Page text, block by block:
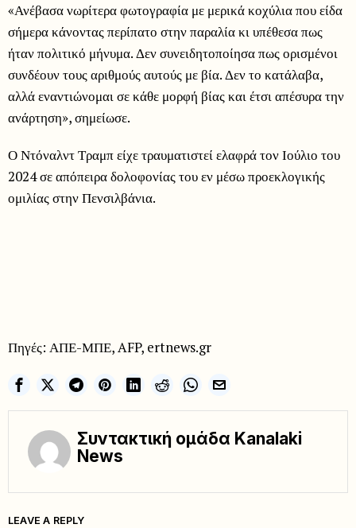
«Ανέβασα νωρίτερα φωτογραφία με μερικά κοχύλια που είδα
σήμερα κάνοντας περίπατο στην παραλία κι υπέθεσα πως
ήταν πολιτικό μήνυμα. Δεν συνειδητοποίησα πως ορισμένοι
συνδέουν τους αριθμούς αυτούς με βία. Δεν το κατάλαβα,
αλλά εναντιώνομαι σε κάθε μορφή βίας και έτσι απέσυρα την
ανάρτηση», σημείωσε.
Ο Ντόναλντ Τραμπ είχε τραυματιστεί ελαφρά τον Ιούλιο του
2024 σε απόπειρα δολοφονίας του εν μέσω προεκλογικής
ομιλίας στην Πενσιλβάνια.
Πηγές: ΑΠΕ-ΜΠΕ, AFP, ertnews.gr
Συντακτική ομάδα Kanalaki
News
LEAVE A REPLY